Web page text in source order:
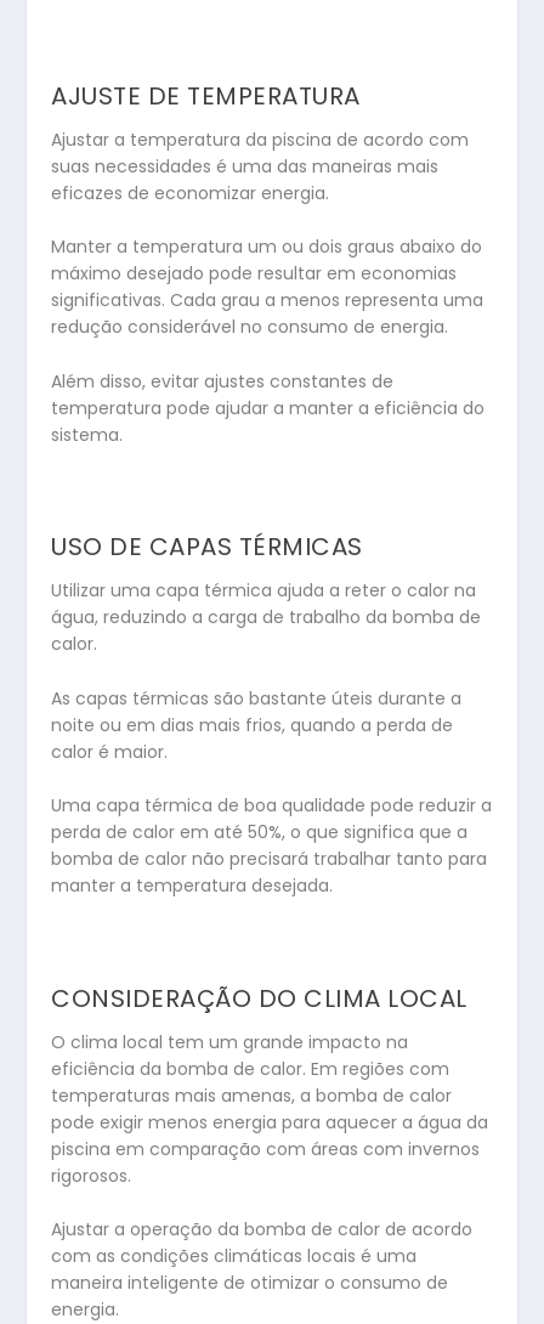
AJUSTE DE TEMPERATURA
Ajustar a temperatura da piscina de acordo com
suas necessidades é uma das maneiras mais
eficazes de economizar energia.
Manter a temperatura um ou dois graus abaixo do
máximo desejado pode resultar em economias
significativas. Cada grau a menos representa uma
redução considerável no consumo de energia.
Além disso, evitar ajustes constantes de
temperatura pode ajudar a manter a eficiência do
sistema.
USO DE CAPAS TÉRMICAS
Utilizar uma capa térmica ajuda a reter o calor na
água, reduzindo a carga de trabalho da bomba de
calor.
As capas térmicas são bastante úteis durante a
noite ou em dias mais frios, quando a perda de
calor é maior.
Uma capa térmica de boa qualidade pode reduzir a
perda de calor em até 50%, o que significa que a
bomba de calor não precisará trabalhar tanto para
manter a temperatura desejada.
CONSIDERAÇÃO DO CLIMA LOCAL
O clima local tem um grande impacto na
eficiência da bomba de calor. Em regiões com
temperaturas mais amenas, a bomba de calor
pode exigir menos energia para aquecer a água da
piscina em comparação com áreas com invernos
rigorosos.
Ajustar a operação da bomba de calor de acordo
com as condições climáticas locais é uma
maneira inteligente de otimizar o consumo de
energia.